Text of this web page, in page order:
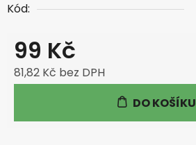
Kód:
99 Kč
81,82 Kč bez DPH
DO KOŠÍKU